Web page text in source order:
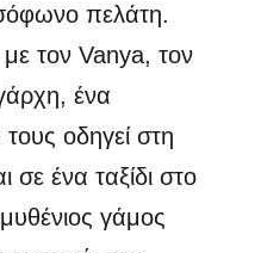
πελάτη.
τον Vanya, τον
ένα
οδηγεί στη
σε ένα ταξίδι στο
γάμος